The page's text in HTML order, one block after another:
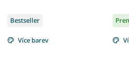
Bestseller
Více barev